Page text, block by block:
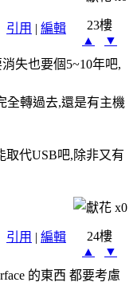
引用 | 編輯
23樓
▲
▼
失也要個5~10年吧,
全轉過去,還是有主機
取代USB吧,除非又有
x0
引用 | 編輯
24樓
▲
▼
的東西 都要考慮